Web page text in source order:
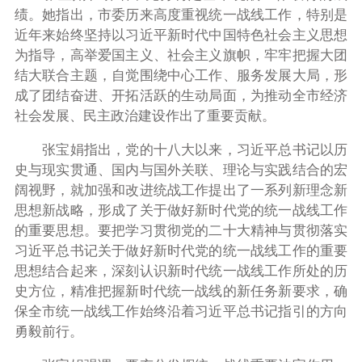
绩。她指出，市委历来高度重视统一战线工作，特别是
近年来始终坚持以习近平新时代中国特色社会主义思想
为指导，高举爱国主义、社会主义旗帜，牢牢把握大团
结大联合主题，自觉围绕中心工作、服务发展大局，形
成了团结奋进、开拓活跃的生动局面，为推动全市经济
社会发展、民主政治建设作出了重要贡献。
张宝娟指出，党的十八大以来，习近平总书记以历
史与现实贯通、国内与国外关联、理论与实践结合的宏
阔视野，就加强和改进统战工作提出了一系列新理念新
思想新战略，形成了关于做好新时代党的统一战线工作
的重要思想。要把学习贯彻党的二十大精神与贯彻落实
习近平总书记关于做好新时代党的统一战线工作的重要
思想结合起来，深刻认识新时代统一战线工作所处的历
史方位，精准把握新时代统一战线的新任务新要求，确
保全市统一战线工作始终沿着习近平总书记指引的方向
勇毅前行。